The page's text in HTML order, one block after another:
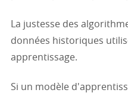
La justesse des
données historiques
apprentissage.
Si un modèle